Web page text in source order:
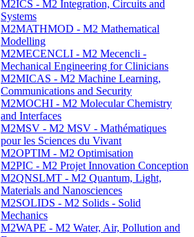
M2ICS - M2 Integration, Circuits and
Systems
M2MATHMOD - M2 Mathematical
Modelling
M2MECENCLI - M2 Mecencli -
Mechanical Engineering for Clinicians
M2MICAS - M2 Machine Learning,
Communications and Security
M2MOCHI - M2 Molecular Chemistry
and Interfaces
M2MSV - M2 MSV - Mathématiques
pour les Sciences du Vivant
M2OPTIM - M2 Optimisation
M2PIC - M2 Projet Innovation Conception
M2QNSLMT - M2 Quantum, Light,
Materials and Nanosciences
M2SOLIDS - M2 Solids - Solid
Mechanics
M2WAPE - M2 Water, Air, Pollution and